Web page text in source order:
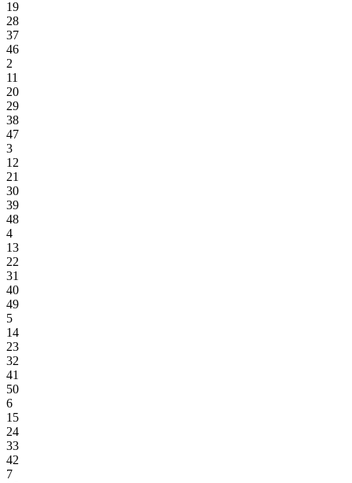
19
28
37
46
2
11
20
29
38
47
3
12
21
30
39
48
4
13
22
31
40
49
5
14
23
32
41
50
6
15
24
33
42
7